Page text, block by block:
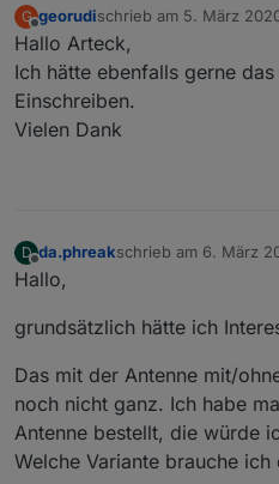
G
Offline
georudischrieb am 5. März
zuletzt editiert von
Hallo Arteck,
Ich hätte ebenfalls gerne
Einschreiben.
Vielen Dank
D
Offline
da.phreakschrieb am 6. März
zuletzt editiert von
Hallo,
grundsätzlich hätte ich
Das mit der Antenne mit/
noch nicht ganz. Ich habe
Antenne bestellt, die würde
Welche Variante brauche ich